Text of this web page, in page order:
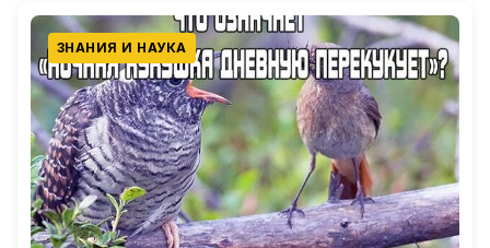
ЗНАНИЯ И НАУКА